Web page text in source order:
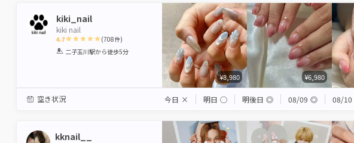
kiki_nail
kiki nail
4.7
1 2 3 4 5
(708件)
二子玉川駅から徒歩5分
¥8,980 ¥6,980
空き状況 今日 × 明日 ◯ 明後日 ◎ 08/09 ◎ 08/10
kknail__